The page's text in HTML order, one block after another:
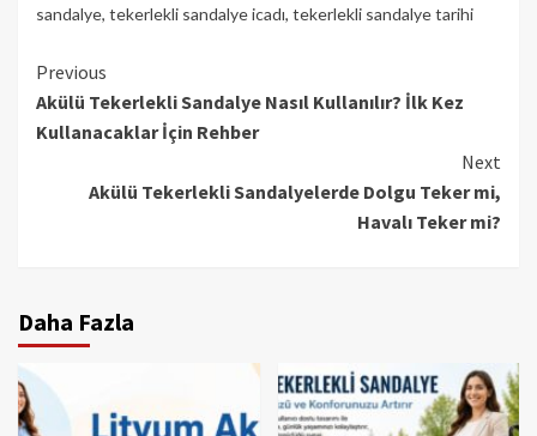
sandalye, tekerlekli sandalye icadı, tekerlekli sandalye tarihi
Continue
Reading
Previous
Akülü Tekerlekli Sandalye Nasıl Kullanılır? İlk Kez
Kullanacaklar İçin Rehber
Next
Akülü Tekerlekli Sandalyelerde Dolgu Teker mi,
Havalı Teker mi?
Daha Fazla